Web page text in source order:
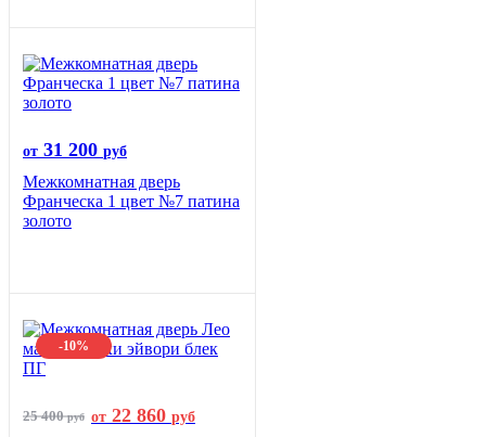
от 31 200 руб
Межкомнатная дверь
Франческа 1 цвет №7 патина
золото
-10%
25 400руб от 22 860 руб